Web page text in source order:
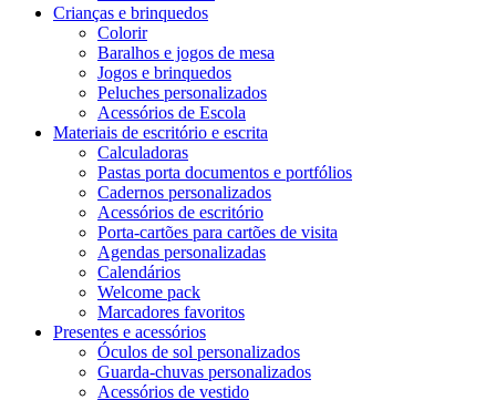
Crianças e brinquedos
Colorir
Baralhos e jogos de mesa
Jogos e brinquedos
Peluches personalizados
Acessórios de Escola
Materiais de escritório e escrita
Calculadoras
Pastas porta documentos e portfólios
Cadernos personalizados
Acessórios de escritório
Porta-cartões para cartões de visita
Agendas personalizadas
Calendários
Welcome pack
Marcadores favoritos
Presentes e acessórios
Óculos de sol personalizados
Guarda-chuvas personalizados
Acessórios de vestido